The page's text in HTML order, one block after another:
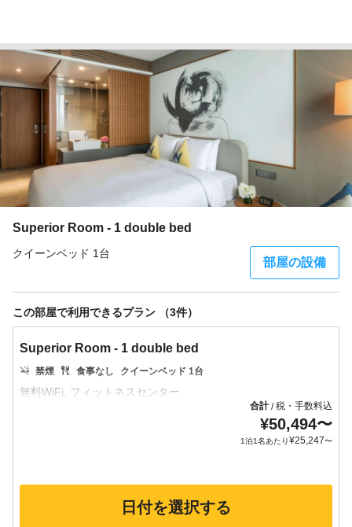
Superior Room - 1 double bed
クイーンベッド 1台
部屋の設備
この部屋で利用できるプラン （3件）
Superior Room - 1 double bed
禁煙 食事なし クイーンベッド 1台
合計/税・手数料込
¥50,494〜
1泊1名あたり¥25,247〜
日付を選択する